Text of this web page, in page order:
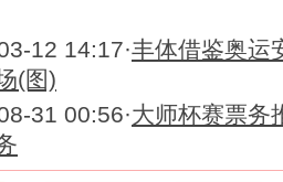
12 14:17·丰体借鉴奥运
(图)
31 00:56·大师杯赛票务